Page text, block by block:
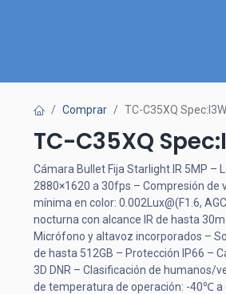
Comprar TC-C35XQ
TC-C35XQ
Cámara Bullet Fija Starlight IR 5MP –
2880×1620 a 30fps – Compresión de
mínima en color: 0.002Lux@(F1.6,
nocturna con alcance IR de hasta
Micrófono y altavoz incorporados –
de hasta 512GB – Protección IP66 –
3D DNR – Clasificación de humanos/
de temperatura de operación: -40℃ a